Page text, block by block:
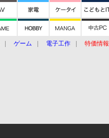
ゲーム 電子工作 特価情報